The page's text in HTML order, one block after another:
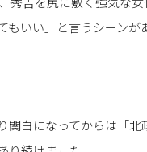
いい」と言うシーンが
白になってからは「北